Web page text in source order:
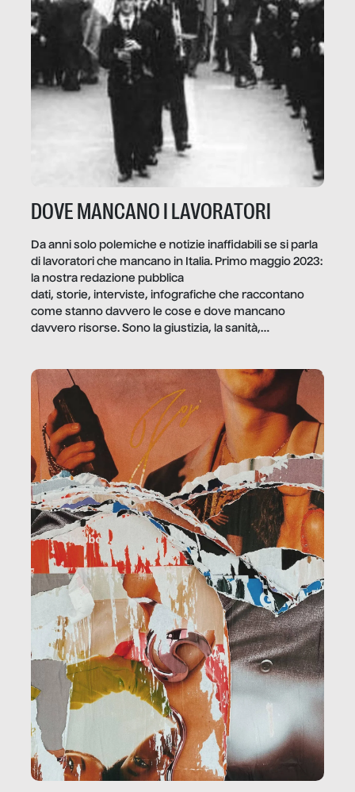
DOVE MANCANO I LAVORATORI
Da anni solo polemiche e notizie inaffidabili se si parla
di lavoratori che mancano in Italia. Primo maggio 2023:
la nostra redazione pubblica
dati, storie, interviste, infografiche che raccontano
come stanno davvero le cose e dove mancano
davvero risorse. Sono la giustizia, la sanità,